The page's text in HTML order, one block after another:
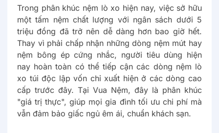
Trong phân khúc nệm lò xo hiện nay, việc sở hữu
một tấm nệm chất lượng với ngân sách dưới 5
triệu đồng đã trở nên dễ dàng hơn bao giờ hết.
Thay vì phải chấp nhận những dòng nệm mút hay
nệm bông ép cứng nhắc, người tiêu dùng hiện
nay hoàn toàn có thể tiếp cận các dòng nệm lò
xo túi độc lập vốn chỉ xuất hiện ở các dòng cao
cấp trước đây. Tại Vua Nệm, đây là phân khúc
"giá trị thực", giúp mọi gia đình tối ưu chi phí mà
vẫn đảm bảo giấc ngủ êm ái, chuẩn khách sạn.